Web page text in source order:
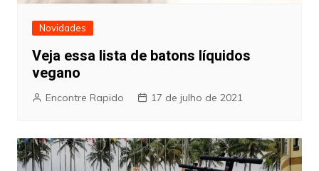
Novidades
Veja essa lista de batons líquidos
vegano
Encontre Rapido 17 de julho de 2021